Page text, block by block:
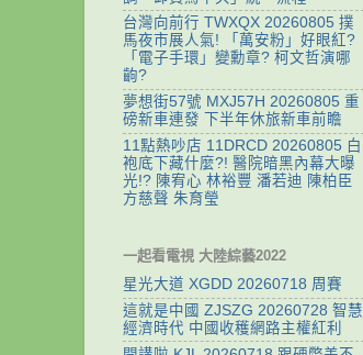
台灣向前行 TWXQX 20260805 撲
馬夜市展人氣! 「萬安粉」好眼紅?
「電子手環」變勳章? 柯文哲演哪
齣?
夢想街57號 MXJ57H 20260805 重
磅新車連發 下半年休旅新車前瞻
11點熱吵店 11DRCD 20260805 白
袍底下藏什麼?! 醫院暗黑內幕大曝
光!? 陳宥心 林裕豐 潘若迪 陳柏臣
方慈聲 朱育瑩
一起看電視 大陸綜藝2022
星光大道 XGDD 20260718 周賽
這就是中國 ZJSZG 20260728 智慧
經濟時代 中國收穫網路主權紅利